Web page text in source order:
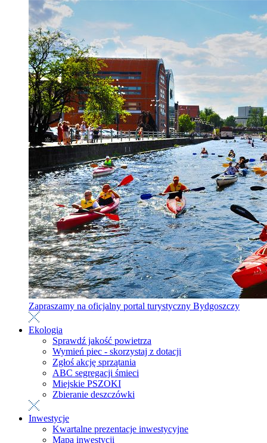
Zapraszamy na oficjalny portal turystyczny Bydgoszczy
Ekologia
Sprawdź jakość powietrza
Wymień piec - skorzystaj z dotacji
Zgłoś akcję sprzątania
ABC segregacji śmieci
Miejskie PSZOKI
Zbieranie deszczówki
Inwestycje
Kwartalne prezentacje inwestycyjne
Mapa inwestycji